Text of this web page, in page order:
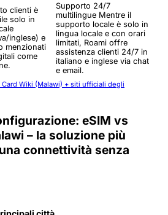
clienti è
solo in
inglese) e
menzionati
come
Supporto 24/7
multilingue Mentre il
supporto locale è solo in
lingua locale e con orari
limitati, Roami offre
assistenza clienti 24/7 in
italiano e inglese via chat
e email.
Card Wiki (Malawi) + siti ufficiali degli
eSIM vs
– la soluzione più
connettività senza